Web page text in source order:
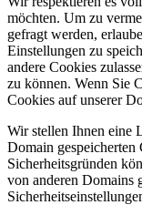
möchten. Um zu
gefragt werden,
Einstellungen zu
andere Cookies
zu können. Wenn Sie
Cookies auf unserer
Wir stellen Ihnen eine
Domain
Sicherheitsgründen
von anderen Domains